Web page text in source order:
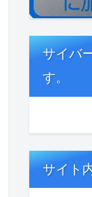
サイバ
す。
サイト